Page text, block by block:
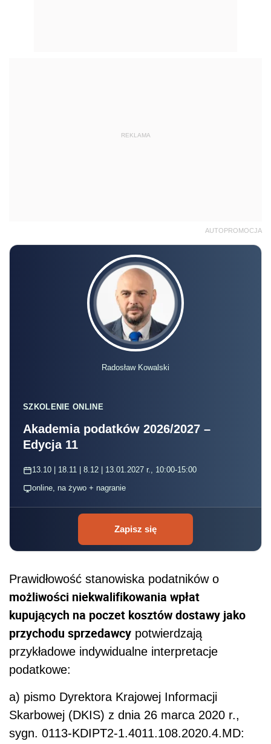
REKLAMA
AUTOPROMOCJA
Radosław Kowalski
SZKOLENIE ONLINE
Akademia podatków 2026/2027 –
Edycja 11
13.10 | 18.11 | 8.12 | 13.01.2027 r., 10:00-15:00
online, na żywo + nagranie
Zapisz się
Prawidłowość stanowiska podatników o
możliwości niekwalifikowania wpłat
kupujących na poczet kosztów dostawy jako
przychodu sprzedawcy potwierdzają
przykładowe indywidualne interpretacje
podatkowe:
a) pismo Dyrektora Krajowej Informacji
Skarbowej (DKIS) z dnia 26 marca 2020 r.,
sygn. 0113-KDIPT2-1.4011.108.2020.4.MD: